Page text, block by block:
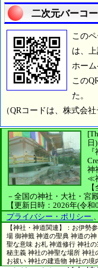
二次元バーコ
この
は、
ホー
この
た。
（QRコードは、株式会
日
神
≪
－全国の神社・大社・宮
【更新日時：2026年(令
プライバシー・ポリシー
【神社・神道関連】：お伊勢
場 御神籤 神道の聖典 神道の
聖な意味 お札 神道修行 神社
秘主義 神社の神聖な場所 神
お祓い 神社の建造物 神社の境